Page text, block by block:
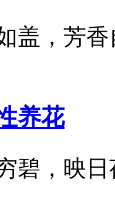
盖，芳
养花
碧，映